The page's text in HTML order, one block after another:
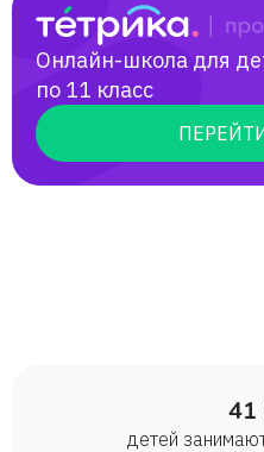
Онлайн-школа для
по 11 класс
41
детей